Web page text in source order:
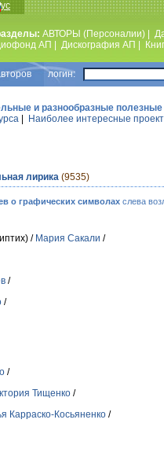
АВТОРЫ (Персоналии)
АП
Дискография АП
логин:
и разнообразные
Наиболее интересные
лирика (9535)
о графических символахслева
/ Мария Сакали /
/
/
/
Тищенко /
Карраско-Косьяненко /